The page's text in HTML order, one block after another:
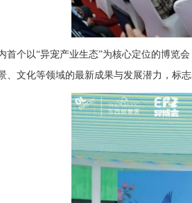
首个以“异宠产业生态”为核心定位的博览
、文化等领域的最新成果与发展潜力，标